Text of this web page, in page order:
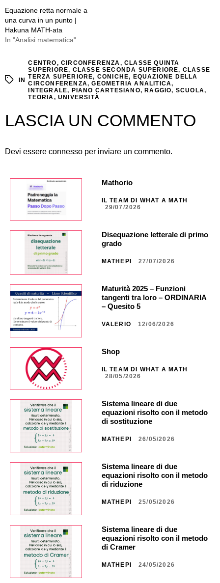
Equazione retta normale a
una curva in un punto |
Hakuna MATH-ata
In "Analisi matematica"
IN
CENTRO,CIRCONFERENZA,CLASSE QUINTA
SUPERIORE, CLASSE SECONDA SUPERIORE, CLASSE
TERZA SUPERIORE, CONICHE, EQUAZIONE DELLA
CIRCONFERENZA,GEOMETRIA ANALITICA,
INTEGRALE, PIANO CARTESIANO, RAGGIO, SCUOLA,
TEORIA,UNIVERSITÀ
LASCIA UN COMMENTO
Devi essere connesso per inviare un commento.
Mathorio
IL TEAM DI WHAT A MATH
29/07/2026
Disequazione letterale di primo
grado
MATHEPI 27/07/2026
Maturità 2025 – Funzioni
tangenti tra loro – ORDINARIA
– Quesito 5
VALERIO 12/06/2026
Shop
IL TEAM DI WHAT A MATH
28/05/2026
Sistema lineare di due
equazioni risolto con il metodo
di sostituzione
MATHEPI 26/05/2026
Sistema lineare di due
equazioni risolto con il metodo
di riduzione
MATHEPI 25/05/2026
Sistema lineare di due
equazioni risolto con il metodo
di Cramer
MATHEPI 24/05/2026